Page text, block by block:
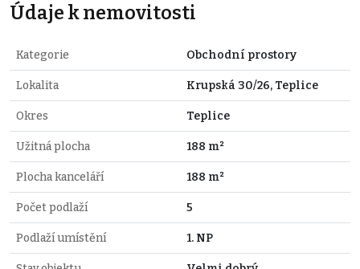
Údaje k nemovitosti
Kategorie Obchodní prostory
Lokalita Krupská 30/26, Teplice
Okres Teplice
Užitná plocha 188 m²
Plocha kanceláří 188 m²
Počet podlaží 5
Podlaží umístění 1. NP